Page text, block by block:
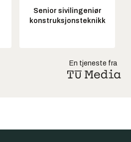
Senior sivilingeniør
konstruksjonsteknikk
En tjeneste fra